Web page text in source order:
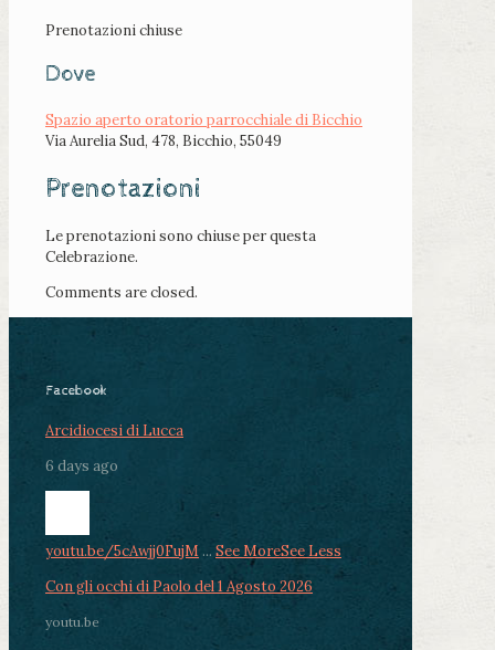
Prenotazioni chiuse
Dove
Spazio aperto oratorio parrocchiale di Bicchio
Via Aurelia Sud, 478, Bicchio, 55049
Prenotazioni
Le prenotazioni sono chiuse per questa
Celebrazione.
Comments are closed.
Facebook
Arcidiocesi di Lucca
6 days ago
youtu.be/5cAwjj0FujM ... See MoreSee Less
Con gli occhi di Paolo del 1 Agosto 2026
youtu.be